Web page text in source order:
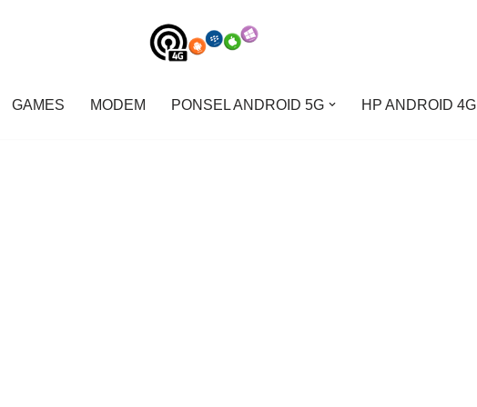
GAMES MODEM PONSEL ANDROID 5G HP ANDROID 4G